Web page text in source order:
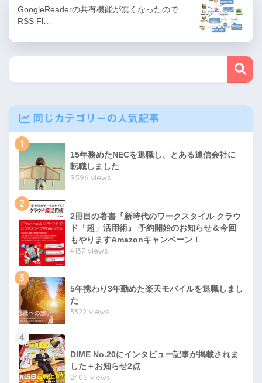
GoogleReaderの共有機能が無くなったので
RSS Fl…
同じカテゴリーの人気記事
1
15年務めたNECを退職し、とある通信会社に
転職しました
9596 views
2
2冊目の著書『新時代のワークスタイル クラウ
ド「超」活用術』 予約開始のお知らせ＆今回
もやりますAmazonキャンペーン！
4137 views
3
5年携わり3年勤めた楽天モバイルを退職しまし
た
3322 views
4
DIME No.20にインタビュー記事が掲載されま
した＋お知らせ2点
2405 views